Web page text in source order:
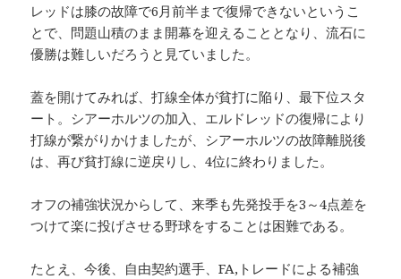
レッドは膝の故障で6月前半まで復帰できないというこ
とで、問題山積のまま開幕を迎えることとなり、流石に
優勝は難しいだろうと見ていました。
蓋を開けてみれば、打線全体が貧打に陥り、最下位スタ
ート。シアーホルツの加入、エルドレッドの復帰により
打線が繋がりかけましたが、シアーホルツの故障離脱後
は、再び貧打線に逆戻りし、4位に終わりました。
オフの補強状況からして、来季も先発投手を3～4点差を
つけて楽に投げさせる野球をすることは困難である。
たとえ、今後、自由契約選手、FA,トレードによる補強